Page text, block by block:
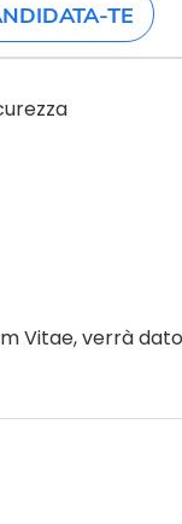
TE
Vitae, verrà dato